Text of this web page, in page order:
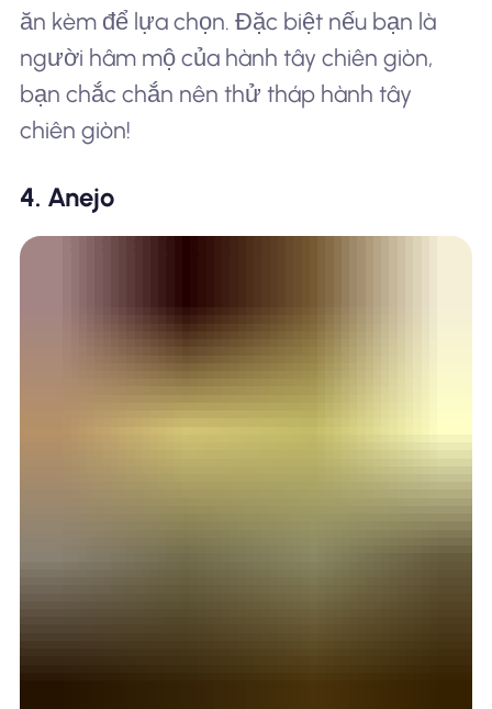
ăn kèm để lựa chọn. Đặc biệt nếu bạn là
người hâm mộ của hành tây chiên giòn,
bạn chắc chắn nên thử tháp hành tây
chiên giòn!
4. Anejo